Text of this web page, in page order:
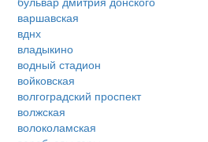
варшавская
вднх
владыкино
водный стадион
войковская
волгоградский проспект
волжская
волоколамская